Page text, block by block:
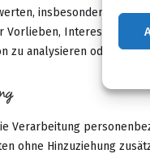
insbesondere, um
Vorlieben, Interessen,
zu analysieren oder
Verarbeitung
ohne Hinzuziehung